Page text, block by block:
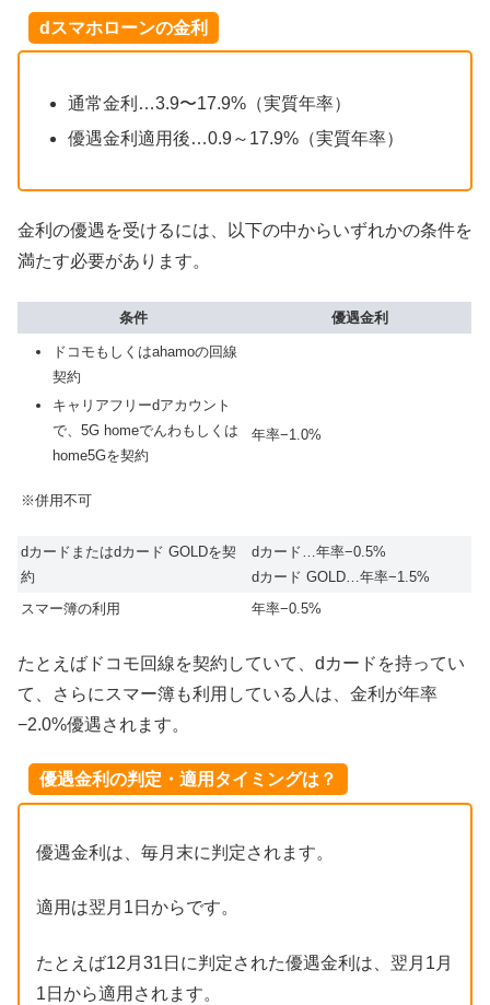
dスマホローンの金利
通常金利…3.9〜17.9%（実質年率）
優遇金利適用後…0.9～17.9%（実質年率）
金利の優遇を受けるには、以下の中からいずれかの条件を
満たす必要があります。
条件 優遇金利
ドコモもしくはahamoの回線
契約
キャリアフリーdアカウント
で、5G homeでんわもしくは
home5Gを契約
※併用不可
年率−1.0%
dカードまたはdカード GOLDを契
約
dカード…年率−0.5%
dカード GOLD…年率−1.5%
スマー簿の利用
年率−0.5%
たとえばドコモ回線を契約していて、dカードを持ってい
て、さらにスマー簿も利用している人は、金利が年率
−2.0%優遇されます。
優遇金利の判定・適用タイミングは？
優遇金利は、毎月末に判定されます。
適用は翌月1日からです。
たとえば12月31日に判定された優遇金利は、翌月1月
1日から適用されます。